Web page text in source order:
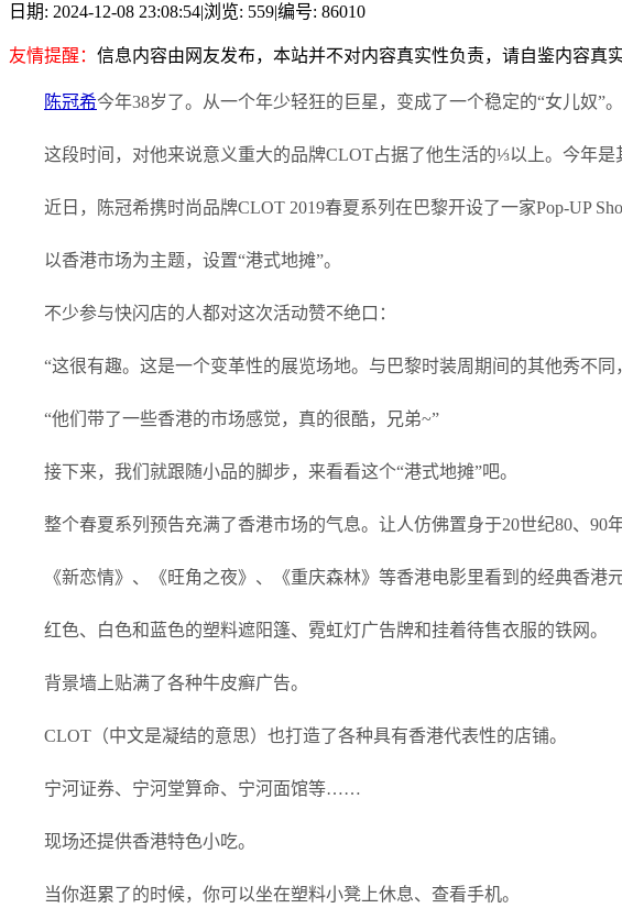
日期: 2024-12-08 23:08:54|浏览: 559|编号: 86010
友情提醒： 信息内容由网友发布，本站并不对内容真实性负责，请自鉴内容真实
陈冠希今年38岁了。从一个年少轻狂的巨星，变成了一个稳定的“女儿奴”。
这段时间，对他来说意义重大的品牌CLOT占据了他生活的⅓以上。今年是
近日，陈冠希携时尚品牌CLOT 2019春夏系列在巴黎开设了一家Pop-UP
以香港市场为主题，设置“港式地摊”。
不少参与快闪店的人都对这次活动赞不绝口：
“这很有趣。这是一个变革性的展览场地。与巴黎时装周期间的其他秀不
“他们带了一些香港的市场感觉，真的很酷，兄弟~”
接下来，我们就跟随小品的脚步，来看看这个“港式地摊”吧。
整个春夏系列预告充满了香港市场的气息。让人仿佛置身于20世纪80、90
《新恋情》、《旺角之夜》、《重庆森林》等香港电影里看到的经典香港
红色、白色和蓝色的塑料遮阳篷、霓虹灯广告牌和挂着待售衣服的铁网。
背景墙上贴满了各种牛皮癣广告。
CLOT（中文是凝结的意思）也打造了各种具有香港代表性的店铺。
宁河证券、宁河堂算命、宁河面馆等……
现场还提供香港特色小吃。
当你逛累了的时候，你可以坐在塑料小凳上休息、查看手机。